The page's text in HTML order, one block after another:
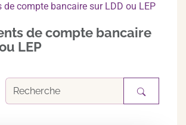
de compte bancaire sur LDD ou LEP
de compte bancaire
LEP